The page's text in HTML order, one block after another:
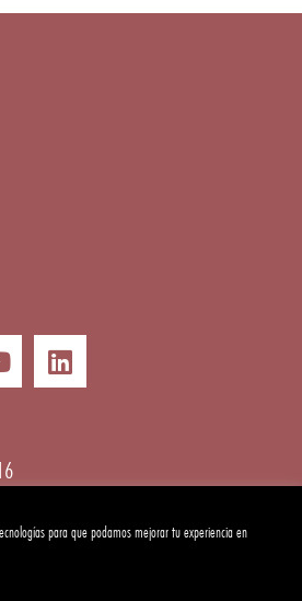
para que podamos mejorar tu experiencia en